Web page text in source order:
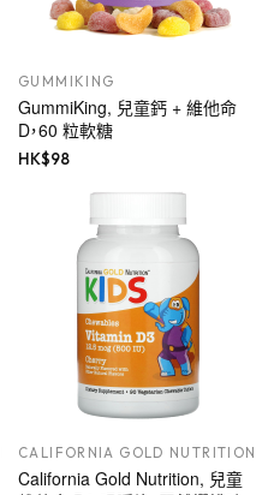
GUMMIKING
GummiKing, 兒童鈣 + 維他命
D，60 粒軟糖
HK$98
CALIFORNIA GOLD NUTRITION
California Gold Nutrition, 兒童